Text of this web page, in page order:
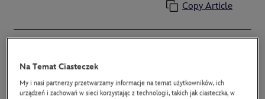
Copy Article
wyjątkowy dokument w reżyserii R.J. Cutlera i
Davida Furnisha zadebiutuje w Disney+ 13 grudnia.
Na Temat Ciasteczek
My i nasi partnerzy przetwarzamy informacje na temat użytkowników, ich
urządzeń i zachowań w sieci korzystając z technologii, takich jak ciasteczka, w